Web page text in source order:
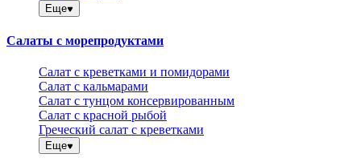
Еще
Салаты с морепродуктами
Салат с креветками и помидорами
Салат с кальмарами
Салат с тунцом консервированным
Салат с красной рыбой
Греческий салат с креветками
Еще